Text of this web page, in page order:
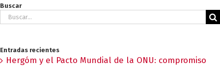
Buscar
Buscar:
Entradas recientes
Hergóm y el Pacto Mundial de la ONU: compromiso